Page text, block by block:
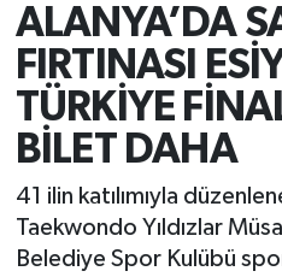
ALANYA’DA
FIRTINASI
TÜRKİYE
BİLET DAHA
41 ilin katılımıyla
Taekwondo Yıldızlar
Belediye Spor Kulübü
SPOR
YAŞAM
RESMİ REKLAM
Son Dakika Haberleri
Haber Arşivi